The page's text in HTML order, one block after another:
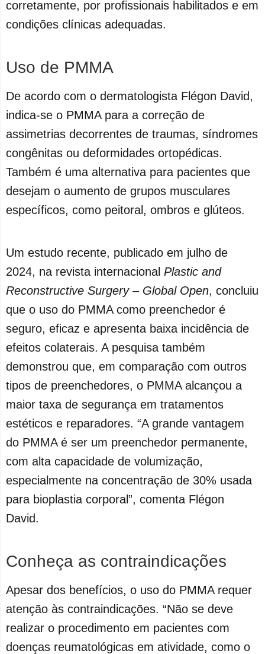
corretamente, por profissionais habilitados e em
condições clínicas adequadas.
Uso de PMMA
De acordo com o dermatologista Flégon David,
indica-se o PMMA para a correção de
assimetrias decorrentes de traumas, síndromes
congênitas ou deformidades ortopédicas.
Também é uma alternativa para pacientes que
desejam o aumento de grupos musculares
específicos, como peitoral, ombros e glúteos.
Um estudo recente, publicado em julho de
2024, na revista internacional Plastic and
Reconstructive Surgery – Global Open, concluiu
que o uso do PMMA como preenchedor é
seguro, eficaz e apresenta baixa incidência de
efeitos colaterais. A pesquisa também
demonstrou que, em comparação com outros
tipos de preenchedores, o PMMA alcançou a
maior taxa de segurança em tratamentos
estéticos e reparadores. “A grande vantagem
do PMMA é ser um preenchedor permanente,
com alta capacidade de volumização,
especialmente na concentração de 30% usada
para bioplastia corporal”, comenta Flégon
David.
Conheça as contraindicações
Apesar dos benefícios, o uso do PMMA requer
atenção às contraindicações. “Não se deve
realizar o procedimento em pacientes com
doenças reumatológicas em atividade, como o